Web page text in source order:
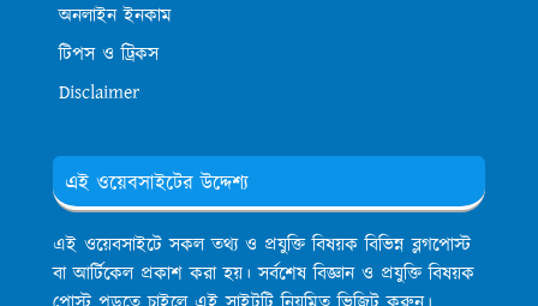
অনলাইন ইনকাম
টিপস ও ট্রিকস
Disclaimer
এই ওয়েবসাইটের উদ্দেশ্য
এই ওয়েবসাইটে সকল তথ্য ও প্রযুক্তি বিষয়ক বিভিন্ন ব্লগপোস্ট
বা আর্টিকেল প্রকাশ করা হয়। সর্বশেষ বিজ্ঞান ও প্রযুক্তি বিষয়ক